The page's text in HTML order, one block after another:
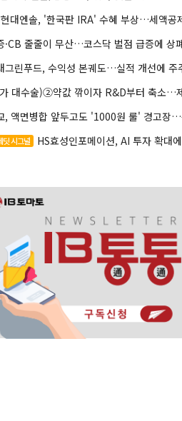
딧 시그널 HS효성인포메이션, AI 투자 확대에 실적 체력 강화